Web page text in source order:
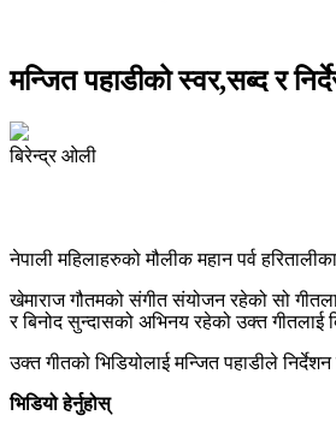
मन्जित पहाडीको स्वर,सब्द र
बिरेन्द्र ओली
नेपाली महिलाहरुको मौलीक महान पर्व
खेमाराज गौतमको संगीत संयोजन रहेको सो
र बिनोद सुन्दासको अभिनय रहेको उक्त
उक्त गीतको भिडियोलाई मन्जित पहाडीले
भिडियो हेर्नुहोस्